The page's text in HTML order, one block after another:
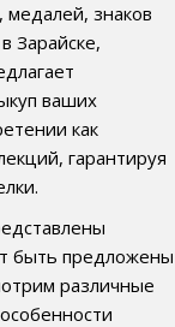
медалей, знаков
Зарайске,
ваших
как
гарантируя
быть предложены
различные